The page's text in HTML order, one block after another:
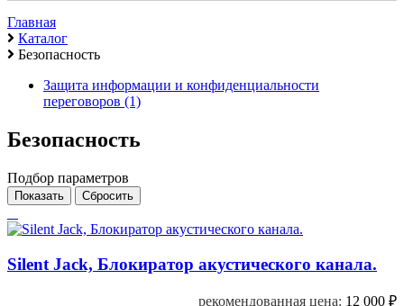
Главная
Каталог
Безопасность
Защита информации и конфиденциальности
переговоров (1)
Безопасность
Подбор параметров
Silent Jack, Блокиратор акустического канала.
рекомендованная цена: 12 000 ₽